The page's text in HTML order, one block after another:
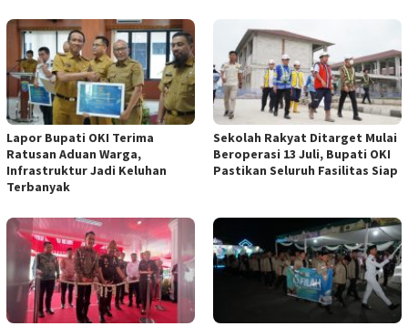
Lapor Bupati OKI Terima
Ratusan Aduan Warga,
Infrastruktur Jadi Keluhan
Terbanyak
Sekolah Rakyat Ditarget Mulai
Beroperasi 13 Juli, Bupati OKI
Pastikan Seluruh Fasilitas Siap